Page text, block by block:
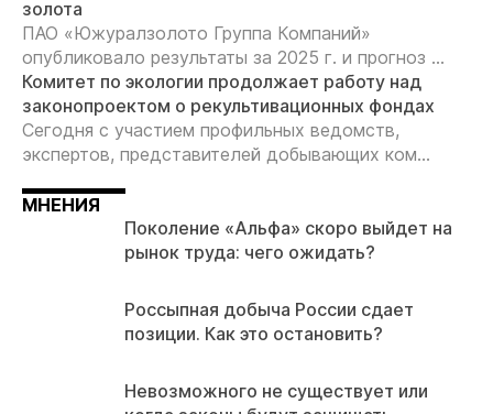
золота
ПАО «Южуралзолото Группа Компаний»
опубликовало результаты за 2025 г. и прогноз ...
Комитет по экологии продолжает работу над
законопроектом о рекультивационных фондах
Сегодня с участием профильных ведомств,
экспертов, представителей добывающих ком...
МНЕНИЯ
Поколение «Альфа» скоро выйдет на
рынок труда: чего ожидать?
Россыпная добыча России сдает
позиции. Как это остановить?
Невозможного не существует или